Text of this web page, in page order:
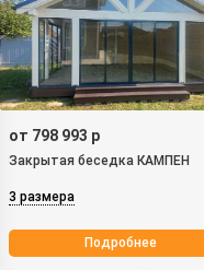
от 798 993 р
Закрытая беседка КАМПЕН
3 размера
Подробнее